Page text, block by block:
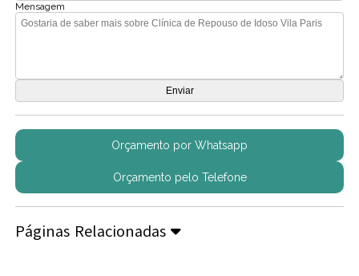
Mensagem
Orçamento por Whatsapp
Orçamento pelo Telefone
Páginas Relacionadas